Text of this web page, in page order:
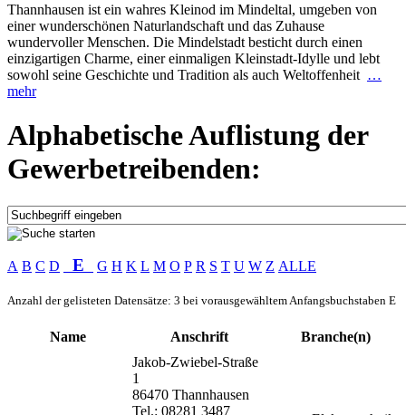
Thannhausen ist ein wahres Kleinod im Mindeltal, umgeben von
einer wunderschönen Naturlandschaft und das Zuhause
wundervoller Menschen. Die Mindelstadt besticht durch einen
einzigartigen Charme, einer einmaligen Kleinstadt-Idylle und lebt
sowohl seine Geschichte und Tradition als auch Weltoffenheit …
mehr
Alphabetische Auflistung der
Gewerbetreibenden:
A B C D E G H K L M O P R S T U W Z ALLE
Anzahl der gelisteten Datensätze: 3 bei vorausgewähltem Anfangsbuchstaben E
Name Anschrift Branche(n)
Jakob-Zwiebel-Straße
1
86470 Thannhausen
Tel.: 08281 3487